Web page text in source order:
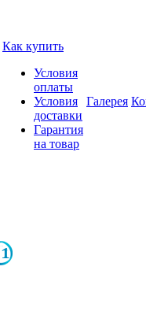
Как купить
Условия
оплаты
Условия
доставки
Гарантия
на товар
Галерея